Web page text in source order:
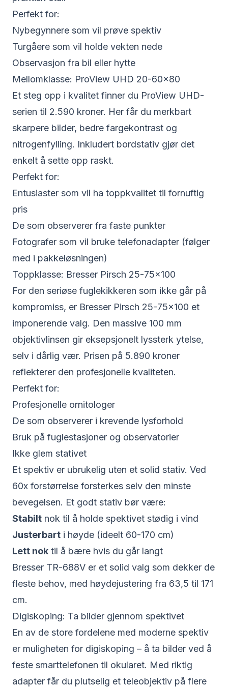
Perfekt for:
Nybegynnere som vil prøve spektiv
Turgåere som vil holde vekten nede
Observasjon fra bil eller hytte
Mellomklasse: ProView UHD 20-60×80
Et steg opp i kvalitet finner du ProView UHD-
serien til 2.590 kroner. Her får du merkbart
skarpere bilder, bedre fargekontrast og
nitrogenfylling. Inkludert bordstativ gjør det
enkelt å sette opp raskt.
Perfekt for:
Entusiaster som vil ha toppkvalitet til fornuftig
pris
De som observerer fra faste punkter
Fotografer som vil bruke telefonadapter (følger
med i pakkeløsningen)
Toppklasse: Bresser Pirsch 25-75×100
For den seriøse fuglekikkeren som ikke går på
kompromiss, er Bresser Pirsch 25-75×100 et
imponerende valg. Den massive 100 mm
objektivlinsen gir eksepsjonelt lyssterk ytelse,
selv i dårlig vær. Prisen på 5.890 kroner
reflekterer den profesjonelle kvaliteten.
Perfekt for:
Profesjonelle ornitologer
De som observerer i krevende lysforhold
Bruk på fuglestasjoner og observatorier
Ikke glem stativet
Et spektiv er ubrukelig uten et solid stativ. Ved
60x forstørrelse forsterkes selv den minste
bevegelsen. Et godt stativ bør være:
Stabilt nok til å holde spektivet stødig i vind
Justerbart i høyde (ideelt 60-170 cm)
Lett nok til å bære hvis du går langt
Bresser TR-688V er et solid valg som dekker de
fleste behov, med høydejustering fra 63,5 til 171
cm.
Digiskoping: Ta bilder gjennom spektivet
En av de store fordelene med moderne spektiv
er muligheten for digiskoping – å ta bilder ved å
feste smarttelefonen til okularet. Med riktig
adapter får du plutselig et teleobjektiv på flere